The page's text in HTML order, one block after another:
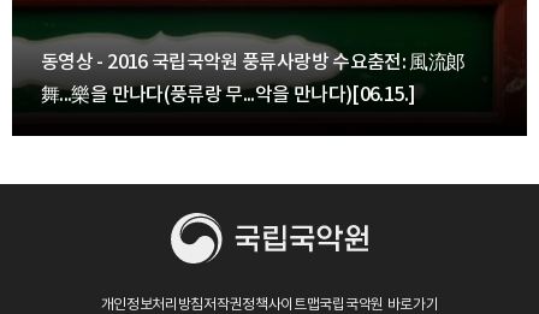
동영상 - 2016 국립국악원 풍류사랑방 수요춤전: 風流郞
舞...樂을 만나다(풍류랑 무...악을 만나다)[06.15.]
개인정보처리방침저작권정책사이트맵국립국악원 바로가기